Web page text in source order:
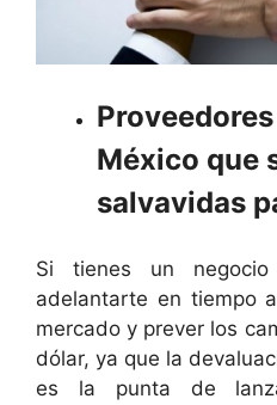
México que
salvavidas
Si tienes un
adelantarte en tiempo
mercado y prever los
dólar, ya que la
es la punta de